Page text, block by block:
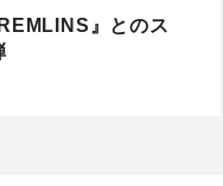
』とのス